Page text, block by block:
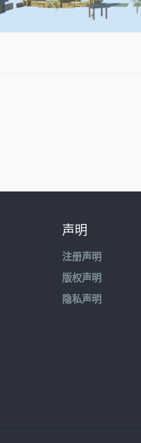
声明
注册声明
版权声明
隐私声明